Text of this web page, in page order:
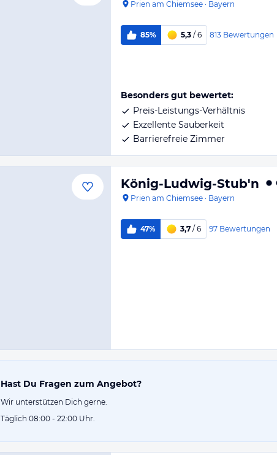
Prien am Chiemsee · Bayern
85% 5,3 / 6 813 Bewertungen
Besonders gut bewertet:
Preis-Leistungs-Verhältnis
Exzellente Sauberkeit
Barrierefreie Zimmer
König-Ludwig-Stub'n
Prien am Chiemsee · Bayern
47% 3,7 / 6 97 Bewertungen
Hast Du Fragen zum Angebot?
Wir unterstützen Dich gerne.
Täglich 08:00 - 22:00 Uhr.